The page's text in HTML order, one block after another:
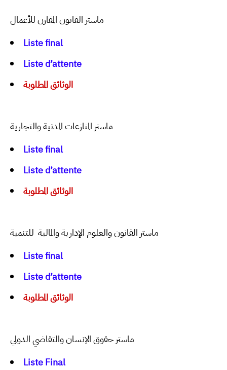
ماستر القانون المقارن للأعمال
Liste final
Liste d’attente
الوثائق المطلوبة
ماستر المنازعات المدنية والتجارية
Liste final
Liste d’attente
الوثائق المطلوبة
ماستر القانون والعلوم الإدارية والمالية للتنمية
Liste final
Liste d’attente
الوثائق المطلوبة
ماستر حقوق الإنسان والتقاضي الدولي
Liste Final